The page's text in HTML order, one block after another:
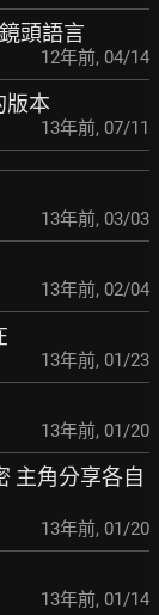
頭語言
12年前, 04/14
版本
13年前, 07/11
13年前, 03/03
13年前, 02/04
13年前, 01/23
13年前, 01/20
主角分享各自
13年前, 01/20
13年前, 01/14